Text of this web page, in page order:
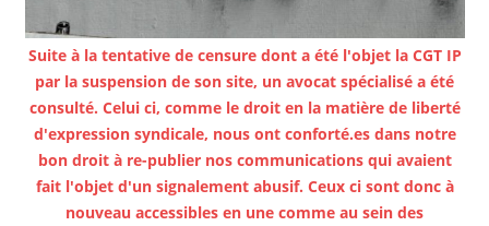
Suite à la tentative de censure dont a été l'objet la CGT IP
par la suspension de son site, un avocat spécialisé a été
consulté. Celui ci, comme le droit en la matière de liberté
d'expression syndicale, nous ont conforté.es dans notre
bon droit à re-publier nos communications qui avaient
fait l'objet d'un signalement abusif. Ceux ci sont donc à
nouveau accessibles en une comme au sein des